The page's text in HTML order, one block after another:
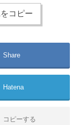
コピー
Share
Hatena
コピーする